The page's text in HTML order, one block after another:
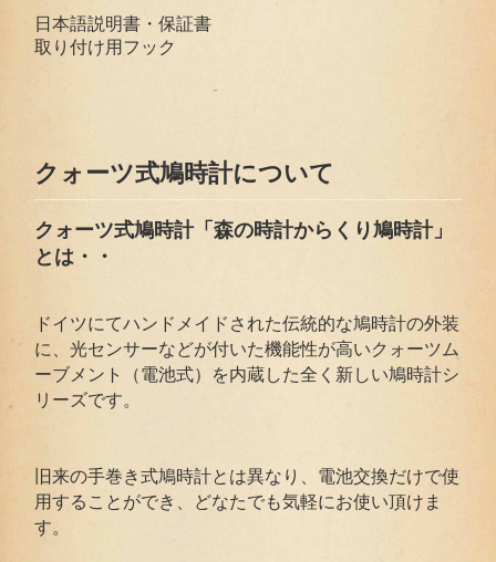
日本語説明書・保証書
取り付け用フック
クォーツ式鳩時計について
クォーツ式鳩時計「森の時計からくり鳩時計」
とは・・
ドイツにてハンドメイドされた伝統的な鳩時計の外装
に、光センサーなどが付いた機能性が高いクォーツム
ーブメント（電池式）を内蔵した全く新しい鳩時計シ
リーズです。
旧来の手巻き式鳩時計とは異なり、電池交換だけで使
用することができ、どなたでも気軽にお使い頂けま
す。